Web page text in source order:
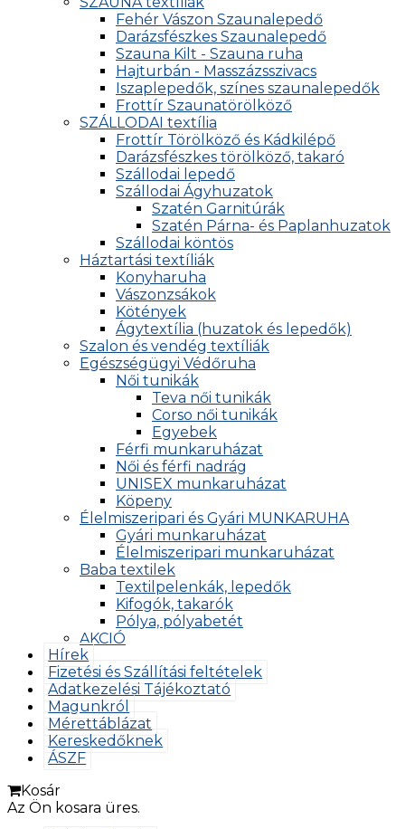
Fehér Vászon Szaunalepedő
Darázsfészkes Szaunalepedő
Szauna Kilt - Szauna ruha
Hajturbán - Masszázsszivacs
Iszaplepedők, színes szaunalepedők
Frottír Szaunatörölköző
SZÁLLODAI textília
Frottír Törölköző és Kádkilépő
Darázsfészkes törölköző, takaró
Szállodai lepedő
Szállodai Ágyhuzatok
Szatén Garnitúrák
Szatén Párna- és Paplanhuzatok
Szállodai köntös
Háztartási textíliák
Konyharuha
Vászonzsákok
Kötények
Ágytextília (huzatok és lepedők)
Szalon és vendég textíliák
Egészségügyi Védőruha
Női tunikák
Teva női tunikák
Corso női tunikák
Egyebek
Férfi munkaruházat
Női és férfi nadrág
UNISEX munkaruházat
Köpeny
Élelmiszeripari és Gyári MUNKARUHA
Gyári munkaruházat
Élelmiszeripari munkaruházat
Baba textilek
Textilpelenkák, lepedők
Kifogók, takarók
Pólya, pólyabetét
AKCIÓ
Hírek
Fizetési és Szállítási feltételek
Adatkezelési Tájékoztató
Magunkról
Mérettáblázat
Kereskedőknek
ÁSZF
Kosár
Az Ön kosara üres.